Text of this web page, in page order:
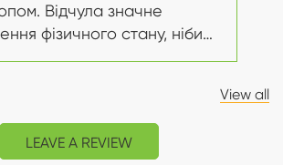
Відчула значне
фізичного стану, ніби
View all
LEAVE A REVIEW